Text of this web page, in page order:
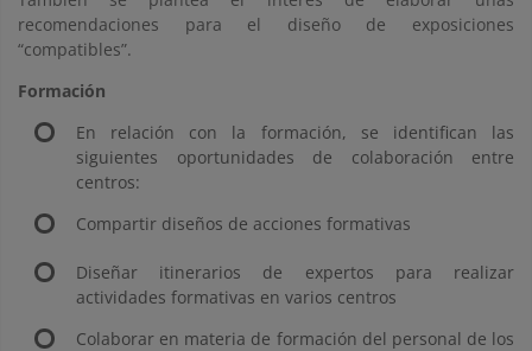
recomendaciones para el diseño de exposiciones
“compatibles”.
Formación
En relación con la formación, se identifican las
siguientes oportunidades de colaboración entre
centros:
Compartir diseños de acciones formativas
Diseñar itinerarios de expertos para realizar
actividades formativas en varios centros
Colaborar en materia de formación del personal de los